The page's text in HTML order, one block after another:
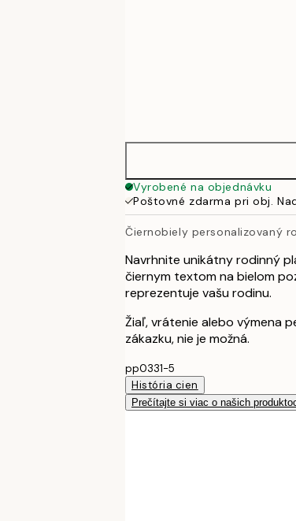
Vyrobené na objednávku
Poštovné zdarma pri obj.
Čiernobiely personalizovaný
Navrhnite unikátny rodinný
čiernym textom na bielom
reprezentuje vašu rodinu.
Žiaľ, vrátenie alebo výmena
zákazku, nie je možná.
pp0331-5
História cien
Prečítajte si viac o našich